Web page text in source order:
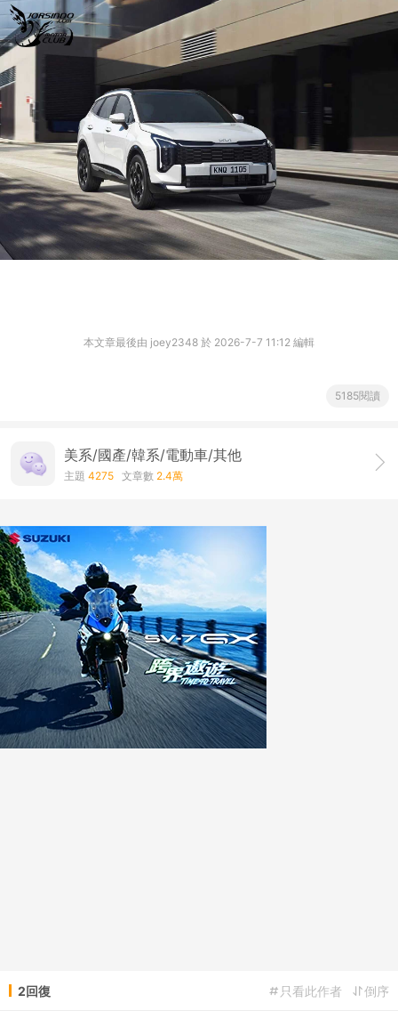
本文章最後由 joey2348 於 2026-7-7 11:12 編輯
5185閱讀
美系/國產/韓系/電動車/其他
主題 4275 文章數 2.4萬
2回復 倒序
只看此作者